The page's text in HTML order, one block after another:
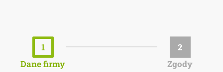
1
Dane firmy
2
Zgody